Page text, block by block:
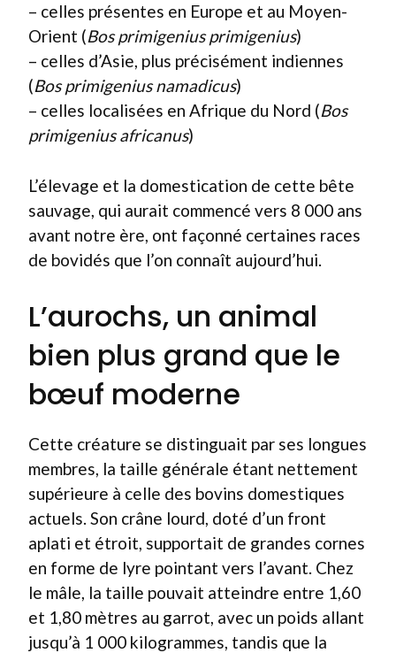
– celles présentes en Europe et au Moyen-
Orient (Bos primigenius primigenius)
– celles d’Asie, plus précisément indiennes
(Bos primigenius namadicus)
– celles localisées en Afrique du Nord (Bos
primigenius africanus)
L’élevage et la domestication de cette bête
sauvage, qui aurait commencé vers 8 000 ans
avant notre ère, ont façonné certaines races
de bovidés que l’on connaît aujourd’hui.
L’aurochs, un animal
bien plus grand que le
bœuf moderne
Cette créature se distinguait par ses longues
membres, la taille générale étant nettement
supérieure à celle des bovins domestiques
actuels. Son crâne lourd, doté d’un front
aplati et étroit, supportait de grandes cornes
en forme de lyre pointant vers l’avant. Chez
le mâle, la taille pouvait atteindre entre 1,60
et 1,80 mètres au garrot, avec un poids allant
jusqu’à 1 000 kilogrammes, tandis que la